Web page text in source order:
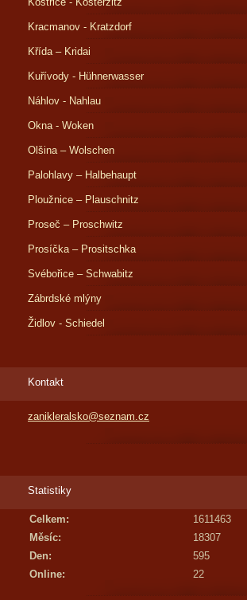
Kracmanov - Kratzdorf
Křída – Kridai
Kuřívody - Hühnerwasser
Náhlov - Nahlau
Okna - Woken
Olšina – Wolschen
Palohlavy – Halbehaupt
Ploužnice – Plauschnitz
Proseč – Proschwitz
Prosíčka – Prositschka
Svébořice – Schwabitz
Zábrdské mlýny
Židlov - Schiedel
Kontakt
zanikleralsko@seznam.cz
Statistiky
Online: 22
Celkem:
1611463
Měsíc:
18307
Den:
595